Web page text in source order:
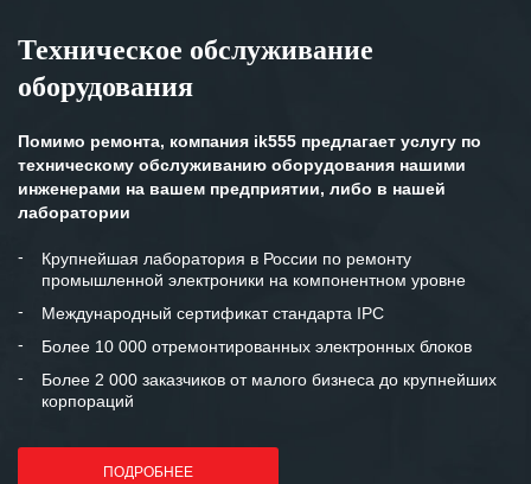
Особенно хочется отметить высокую
клиентоориентированность
готовность помочь в самых сложных
Мы высоко ценим сложившиеся
и доверительные партнерские
отношения и искренне желаем
«Инженерной компании «555» долгих
лет успеха и процветания.
Техническое обслуживание
оборудования
Помимо ремонта, компания ik555 предлагает услугу по
техническому обслуживанию оборудования нашими
инженерами на вашем предприятии, либо в нашей
лаборатории
Крупнейшая лаборатория в России по ремонту
промышленной электроники на компонентном уровне
Международный сертификат стандарта IPC
Более 10 000 отремонтированных электронных блоков
Более 2 000 заказчиков от малого бизнеса до крупнейших
корпораций
ПОДРОБНЕЕ